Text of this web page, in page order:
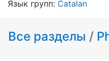
Язык групп: Catalan
Все разделы /